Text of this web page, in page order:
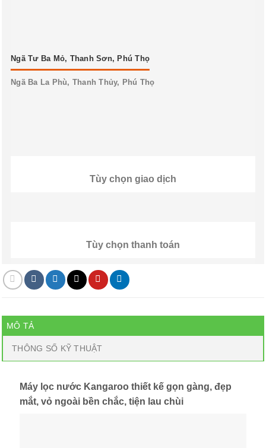
Ngã Tư Ba Mỏ, Thanh Sơn, Phú Thọ
Ngã Ba La Phù, Thanh Thủy, Phú Thọ
Tùy chọn giao dịch
Tùy chọn thanh toán
MÔ TẢ
THÔNG SỐ KỸ THUẬT
Máy lọc nước Kangaroo thiết kế gọn gàng, đẹp
mắt, vỏ ngoài bền chắc, tiện lau chùi